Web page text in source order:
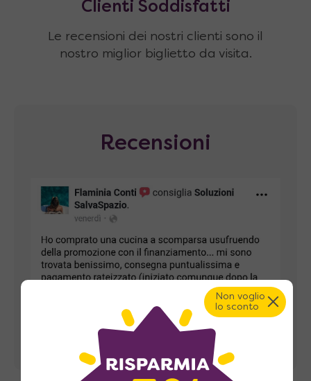
Clienti Soddisfatti
Le recensioni dei nostri clienti sono il
nostro miglior biglietto da visita.
Recensioni
Non voglio
lo sconto